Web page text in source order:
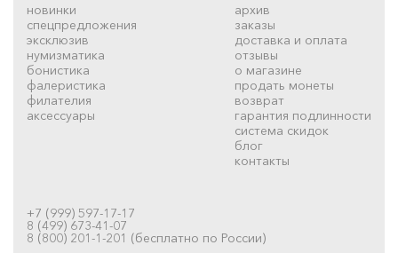
новинки
спецпредложения
эксклюзив
нумизматика
бонистика
фалеристика
филателия
аксессуары
архив
заказы
доставка и оплата
отзывы
о магазине
продать монеты
возврат
гарантия подлинности
система скидок
блог
контакты
+7 (999) 597-17-17
8 (499) 673-41-07
8 (800) 201-1-201 (бесплатно по России)